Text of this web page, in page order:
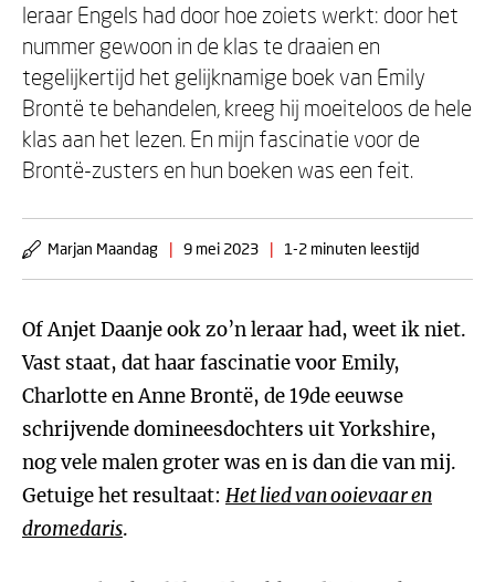
leraar Engels had door hoe zoiets werkt: door het
nummer gewoon in de klas te draaien en
tegelijkertijd het gelijknamige boek van Emily
Brontë te behandelen, kreeg hij moeiteloos de hele
klas aan het lezen. En mijn fascinatie voor de
Brontë-zusters en hun boeken was een feit.
Marjan Maandag | 9 mei 2023 | 1-2 minuten leestijd
Of Anjet Daanje ook zo’n leraar had, weet ik niet.
Vast staat, dat haar fascinatie voor Emily,
Charlotte en Anne Brontë, de 19de eeuwse
schrijvende domineesdochters uit Yorkshire,
nog vele malen groter was en is dan die van mij.
Getuige het resultaat: Het lied van ooievaar en
dromedaris.